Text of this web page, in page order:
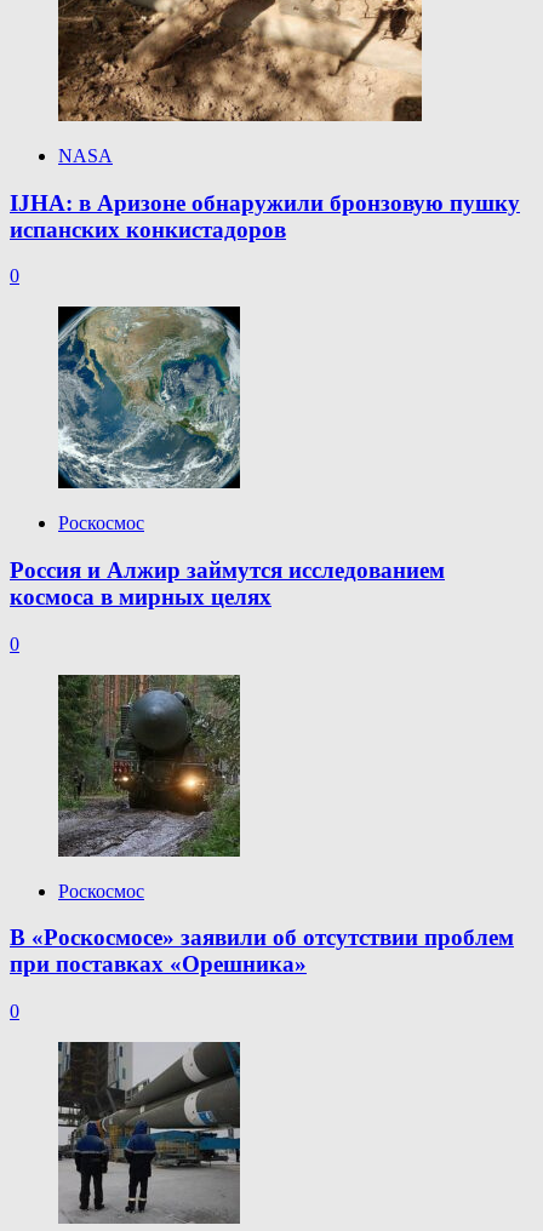
NASA
IJHA: в Аризоне обнаружили бронзовую пушку
испанских конкистадоров
0
Роскосмос
Россия и Алжир займутся исследованием
космоса в мирных целях
0
Роскосмос
В «Роскосмосе» заявили об отсутствии проблем
при поставках «Орешника»
0